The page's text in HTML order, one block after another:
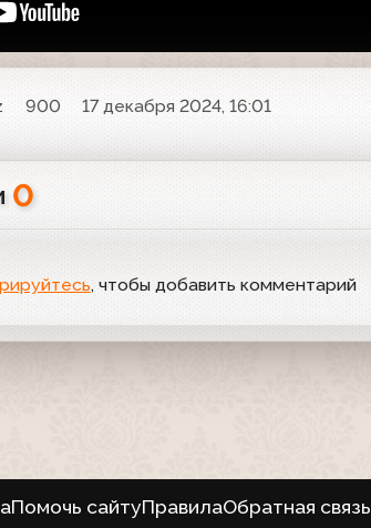
900
17 декабря 2024, 16:01
0
, чтобы добавить комментарий
Помочь сайтуПравилаОбратная связь